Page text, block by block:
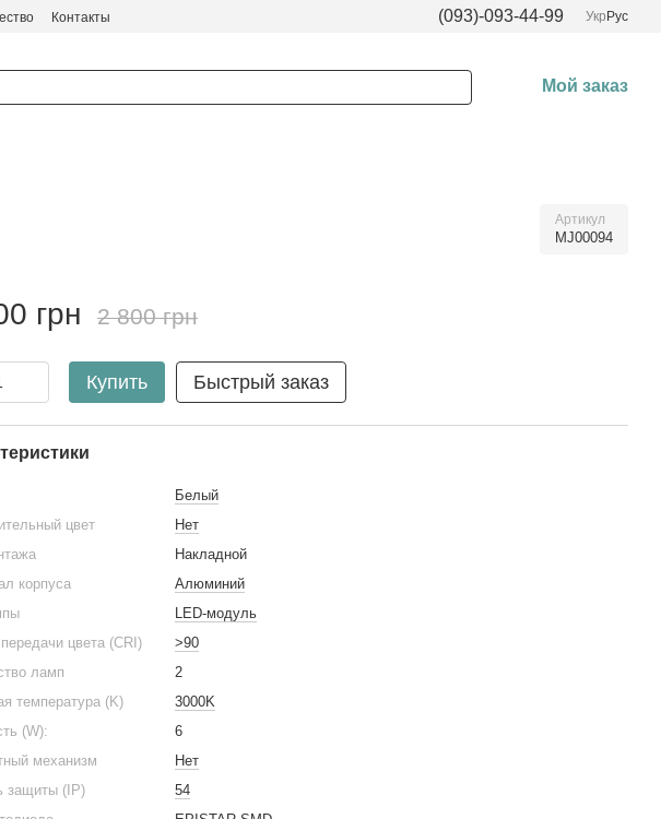
Контакты (093)-093-44-99 Укр Рус
Мой заказ
Артикул
MJ00094
грн 2 800 грн
Купить Быстрый заказ
Белый
цвет
Нет
Накладной
корпуса
Алюминий
LED-модуль
цвета (CRI)
>90
ламп
2
температура (K)
3000K
(W):
6
механизм
Нет
защиты (IP)
54